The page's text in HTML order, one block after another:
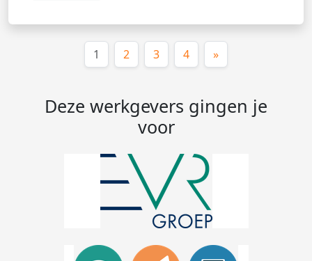
1 (huidige)
2 3 4 »
Deze werkgevers gingen je
voor